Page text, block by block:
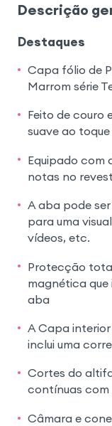
Descrição
Destaques
Capa fólio de
Marrom série
Feito de couro
suave ao
Equipado com
notas no
A aba pode
para uma
vídeos, etc.
Protecção
magnética
aba
A Capa
inclui uma
Cortes do
contínuas
Câmara e